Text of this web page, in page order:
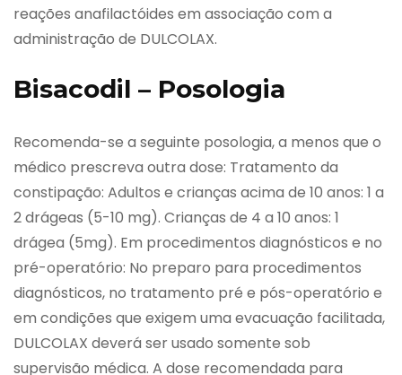
reações anafilactóides em associação com a
administração de DULCOLAX.
Bisacodil – Posologia
Recomenda-se a seguinte posologia, a menos que o
médico prescreva outra dose: Tratamento da
constipação: Adultos e crianças acima de 10 anos: 1 a
2 drágeas (5-10 mg). Crianças de 4 a 10 anos: 1
drágea (5mg). Em procedimentos diagnósticos e no
pré-operatório: No preparo para procedimentos
diagnósticos, no tratamento pré e pós-operatório e
em condições que exigem uma evacuação facilitada,
DULCOLAX deverá ser usado somente sob
supervisão médica. A dose recomendada para